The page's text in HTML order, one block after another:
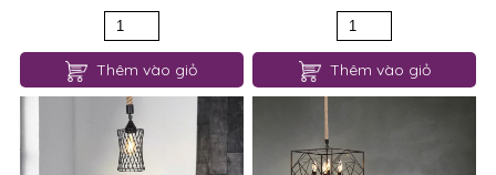
Thêm vào giỏ Thêm vào giỏ